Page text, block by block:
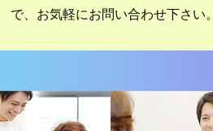
で、お気軽にお問い合わせ下さい。